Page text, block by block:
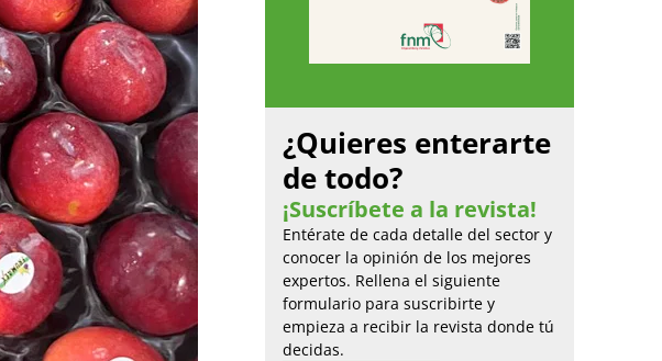
¿Quieres enterarte
de todo?
¡Suscríbete a la revista!
Entérate de cada detalle del sector y
conocer la opinión de los mejores
expertos. Rellena el siguiente
formulario para suscribirte y
empieza a recibir la revista donde tú
decidas.